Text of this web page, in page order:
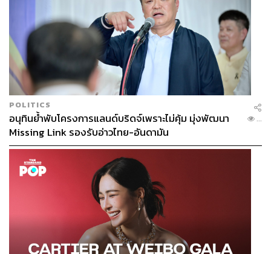
POLITICS
อนุทินย้ำพับโครงการแลนด์บริดจ์เพราะไม่คุ้ม มุ่งพัฒนา
Missing Link รองรับอ่าวไทย-อันดามัน
...